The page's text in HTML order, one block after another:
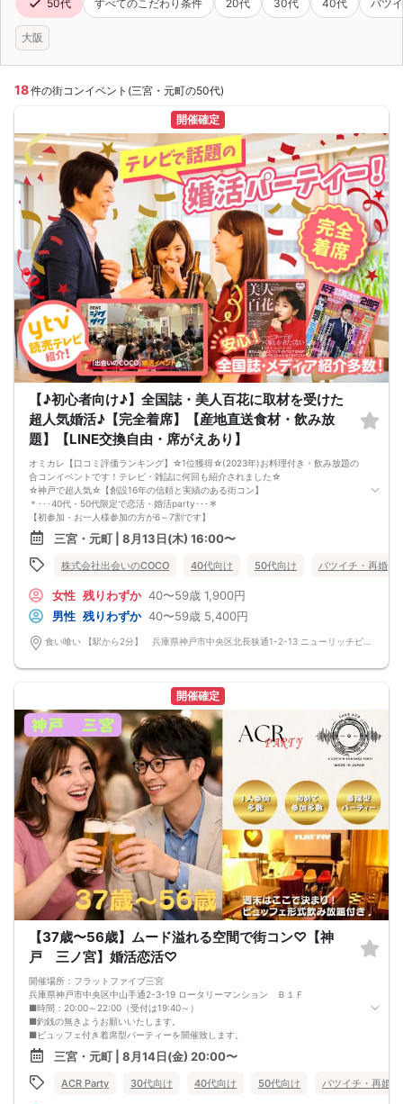
50代 すべてのこだわり条件 20代 30代 40代 バツ
大阪
18件の街コンイベント(三宮・元町の50代)
開催確定
【♪初心者向け♪】全国誌・美人百花に取材を受けた
超人気婚活♪【完全着席】【産地直送食材・飲み放
題】【LINE交換自由・席がえあり】
オミカレ【口コミ評価ランキング】☆1位獲得☆(2023年)お料理付き・飲み放題の
合コンイベントです！テレビ・雑誌に何回も紹介されました☆
☆神戸で超人気☆【創設16年の信頼と実績のある街コン】
＊･･･40代・50代限定で恋活・婚活party･･･＊
【初参加・お一人様参加の方が6～7割です】
安心してご参加ください♪
お一人様でも気軽に参加できるparty☆
当イベントスタッフが参加者様の立場に立って、最初から最後まで徹底的にサポ
ートします♪
ー！
【駅から1分】【契約農場より直送の新鮮食材】【新築居酒屋貸切】【こだわりの
開放空間】【豊富なドリンクメニュー】
■□完全着席♪MCによる席がえあり！ 結婚式の二次会の有名店でBIG合コン
PARTY■□
嬉しい！お料理はビュッフェ形式ではなく、店員さんがご丁寧にお席までお持ち
お店自慢のお料理を召し上がって頂きながら、ゆっくりと交流をお楽しみ頂きた
いと思います。
《結婚式の二次会の有名な会場で完全着席PARTY》
完全着席スタイルですので、立食形式が苦手な方や人見知りな方には是非オスス
メです
落ち着いた空間での交流が楽しめます！
《一人参加、初参加大歓迎》
完全着席スタイルですのでひとりぼっちになることはありません！お一人様参加
者様同士の席の配置。
スタッフのフォローが人気の理由です。
《恋人、友人、人脈、必ず出会える！大阪で超人気の飲み会！》
□結婚がしたい
□恋人が欲しい
□友人を増やしたい
□人脈を広げたい
□日常に刺激が欲しい
□お酒が大好き
□楽しいことが大好き
□飲み会が大好き
□確実に出会える街コンに参加したい人
□一緒に合コン・コンパに行ける飲み友が欲しい人
□家と職場の往復の毎日を変えたい人
《フード》
お店自慢の豪華コース料理☆
写真はイメージとなります。
☆店員さんがご丁寧に一杯ずつ手作り致します！
三宮・元町 | 8月13日(木) 16:00〜
株式会社出会いのCOCO 40代向け 50代向け バツイチ・再婚
女性 残りわずか 40〜59歳 1,900円
男性 残りわずか 40〜59歳 5,400円
食い喰い 【駅から2分】 兵庫県神戸市中央区北長狭通1-2-13 ニューリッチビル 10F 〒651-0096 兵庫県神戸市中央区北長狭通１丁目２−１３ ニューリッチビル 10階
開催確定
【37歳〜56歳】ムード溢れる空間で街コン♡【神
戸 三ノ宮】婚活恋活♡
開催場所：フラットファイブ三宮
兵庫県神戸市中央区中山手通2-3-19 ロータリーマンション Ｂ１Ｆ
■時間：20:00～22:00（受付は19:40～）
■釣銭の無きようお願いいたします。
■ビュッフェ付き着席型パーティーを開催致します。
■男性の皆様には20分～25分毎にお席の移動のご協力を頂いております。
■お食事ビュッフェ付きアルコールを含むドリンクは1.5時間飲み放題♪
■本人確認の取れる運転免許証、マイナンバーカードは必ず持参ください。
■参加予定人数：最大50名まで募集
三宮・元町 | 8月14日(金) 20:00〜
ACR Party 30代向け 40代向け 50代向け バツイチ・再婚